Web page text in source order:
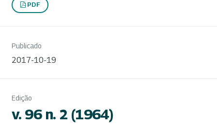
PDF
Publicado
2017-10-19
Edição
v. 96 n. 2 (1964)